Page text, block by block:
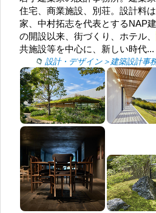
住宅、商業施設、別荘。設計料
家、中村拓志を代表とするNAP
の開設以来、街づくり、ホテル、
共施設等を中心に、新しい時代...
設計・デザイン＞建築設計事